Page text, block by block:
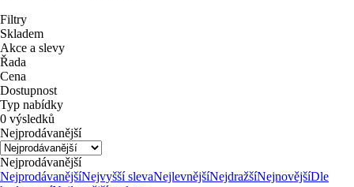
Filtry
Skladem
Akce a slevy
Řada
Cena
Dostupnost
Typ nabídky
0 výsledků
Nejprodávanější
Nejprodávanější
NejprodávanějšíNejvyšší slevaNejlevnějšíNejdražšíNejnovějšíDle